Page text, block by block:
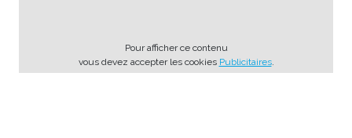
Pour afficher ce contenu
vous devez accepter les cookies Publicitaires.